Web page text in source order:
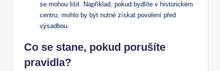
se mohou lišit. Například, pokud bydlíte v historickém
centru, mohlo by být nutné získat povolení před
výsadbou.
Co se stane, pokud porušíte
pravidla?